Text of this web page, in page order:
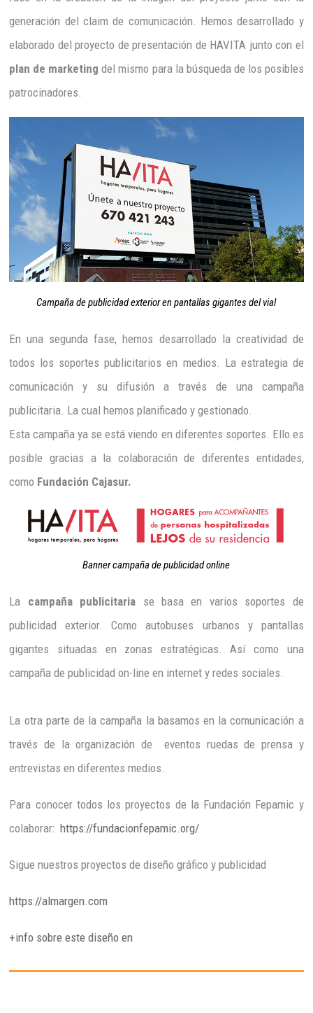
generación del claim de comunicación. Hemos desarrollado y
elaborado del proyecto de presentación de HAVITA junto con el
plan de marketing del mismo para la búsqueda de los posibles
patrocinadores.
Campaña de publicidad exterior en pantallas gigantes del vial
En una segunda fase, hemos desarrollado la creatividad de
todos los soportes publicitarios en medios. La estrategia de
comunicación y su difusión a través de una campaña
publicitaria. La cual hemos planificado y gestionado.
Esta campaña ya se está viendo en diferentes soportes. Ello es
posible gracias a la colaboración de diferentes entidades,
como Fundación Cajasur.
Banner campaña de publicidad online
La campaña publicitaria se basa en varios soportes de
publicidad exterior. Como autobuses urbanos y pantallas
gigantes situadas en zonas estratégicas. Así como una
campaña de publicidad on-line en internet y redes sociales.
La otra parte de la campaña la basamos en la comunicación a
través de la organización de eventos ruedas de prensa y
entrevistas en diferentes medios.
Para conocer todos los proyectos de la Fundación Fepamic y
colaborar:https://fundacionfepamic.org/
Sigue nuestros proyectos de diseño gráfico y publicidad
https://almargen.com
+info sobre este diseño en